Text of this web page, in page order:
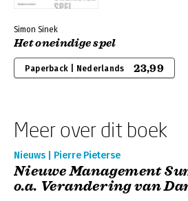
Simon Sinek
Het oneindige spel
Paperback | Nederlands 23,99
Meer over dit boek
Nieuws | Pierre Pieterse
Nieuwe Management
o.a. Verandering van